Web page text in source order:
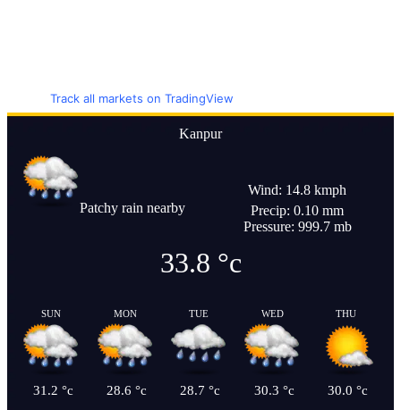
Track all markets on TradingView
Kanpur
Patchy rain nearby
Wind: 14.8 kmph
Precip: 0.10 mm
Pressure: 999.7 mb
33.8 °c
SUN
31.2 °c
MON
28.6 °c
TUE
28.7 °c
WED
30.3 °c
THU
30.0 °c